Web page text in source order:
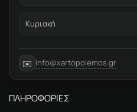
Κυριακή
✉️ info@xartopolemos.gr
ΠΛΗΡΟΦΟΡΙΕΣ